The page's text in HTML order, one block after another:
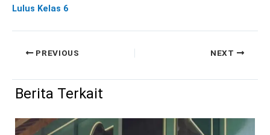
Lulus Kelas 6
PREVIOUS NEXT
Berita Terkait